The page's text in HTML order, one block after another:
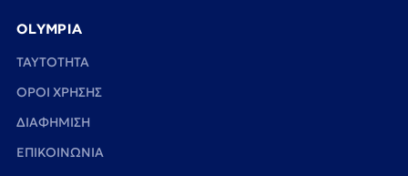
OLYMPIA
TAYTOTHTA
ΟΡΟΙ ΧΡΗΣΗΣ
ΔΙΑΦΗΜΙΣΗ
ΕΠΙΚΟΙΝΩΝΙΑ